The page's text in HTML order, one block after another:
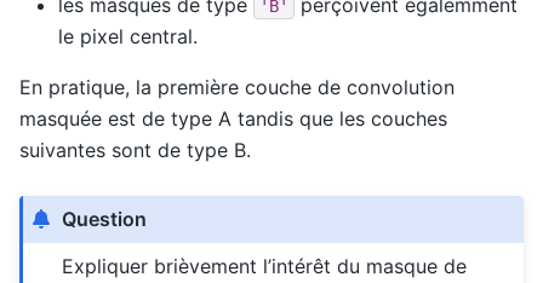
les masques de type 'B'
perçoivent égalemment
le pixel central.
En pratique, la première couche de convolution
masquée est de type A tandis que les couches
suivantes sont de type B.
Question
Expliquer brièvement l’intérêt du masque de